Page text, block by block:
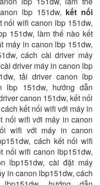
lbp 151dw, kết nối
nối wifi canon lbp 151dw,
151dw, làm thế nào kết
máy in canon lbp 151dw,
cách cài driver máy
driver máy in canon lbp
tải driver canon lbp
lbp 151dw, hướng dẫn
canon 151dw, kết nối
kết nối wifi với máy in
nối wifi với máy in canon
wifi với máy in canon
cách kết nối wifi
nối wifi canon lbp151dw,
lbp151dw, cài đặt máy
in canon lbp151dw, cách